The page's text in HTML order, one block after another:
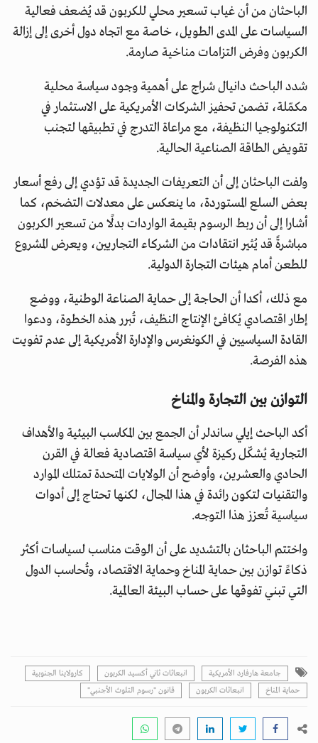
الباحثان من أن غياب تسعير محلي للكربون قد يُضعف فعالية
السياسات على المدى الطويل، خاصة مع اتجاه دول أخرى إلى إزالة
الكربون وفرض التزامات مناخية صارمة.
شدد الباحث دانيال شراج على أهمية وجود سياسة محلية
مكمّلة، تضمن تحفيز الشركات الأمريكية على الاستثمار في
التكنولوجيا النظيفة، مع مراعاة التدرج في تطبيقها لتجنب
تقويض الطاقة الصناعية الحالية.
ولفت الباحثان إلى أن التعريفات الجديدة قد تؤدي إلى رفع أسعار
بعض السلع المستوردة، ما ينعكس على معدلات التضخم، كما
أشارا إلى أن ربط الرسوم بقيمة الواردات بدلًا من تسعير الكربون
مباشرةً قد يُثير انتقادات من الشركاء التجاريين، ويعرض المشروع
للطعن أمام هيئات التجارة الدولية.
مع ذلك، أكدا أن الحاجة إلى حماية الصناعة الوطنية، ووضع
إطار اقتصادي يُكافئ الإنتاج النظيف، تُبرر هذه الخطوة، ودعوا
القادة السياسيين في الكونغرس والإدارة الأمريكية إلى عدم تفويت
هذه الفرصة.
التوازن بين التجارة والمناخ
أكد الباحث إيلي ساندلر أن الجمع بين المكاسب البيئية والأهداف
التجارية يُشكّل ركيزة لأي سياسة اقتصادية فعالة في القرن
الحادي والعشرين، وأوضح أن الولايات المتحدة تمتلك الموارد
والتقنيات لتكون رائدة في هذا المجال، لكنها تحتاج إلى أدوات
سياسية تُعزز هذا التوجه.
واختتم الباحثان بالتشديد على أن الوقت مناسب لسياسات أكثر
ذكاءً توازن بين حماية المناخ وحماية الاقتصاد، وتُحاسب الدول
التي تبني تفوقها على حساب البيئة العالمية.
جامعة هارفارد الأمريكية انبعاثات ثاني أكسيد الكربون
كارولاينا الجنوبية
حماية المناخ
انبعاثات الكربون قانون "رسوم التلوث الأجنبي"